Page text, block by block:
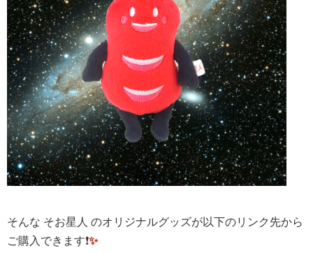
そんな そお星人 のオリジナルグッズが以下のリンク先から
ご購入できます❗️✨